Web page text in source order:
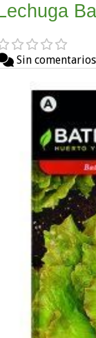
Sin comentarios